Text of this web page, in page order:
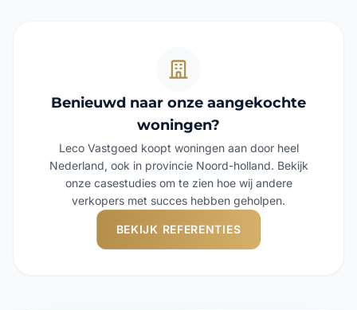
Benieuwd naar onze aangekochte
woningen?
Leco Vastgoed koopt woningen aan door heel
Nederland, ook in provincie Noord-holland. Bekijk
onze casestudies om te zien hoe wij andere
verkopers met succes hebben geholpen.
BEKIJK REFERENTIES